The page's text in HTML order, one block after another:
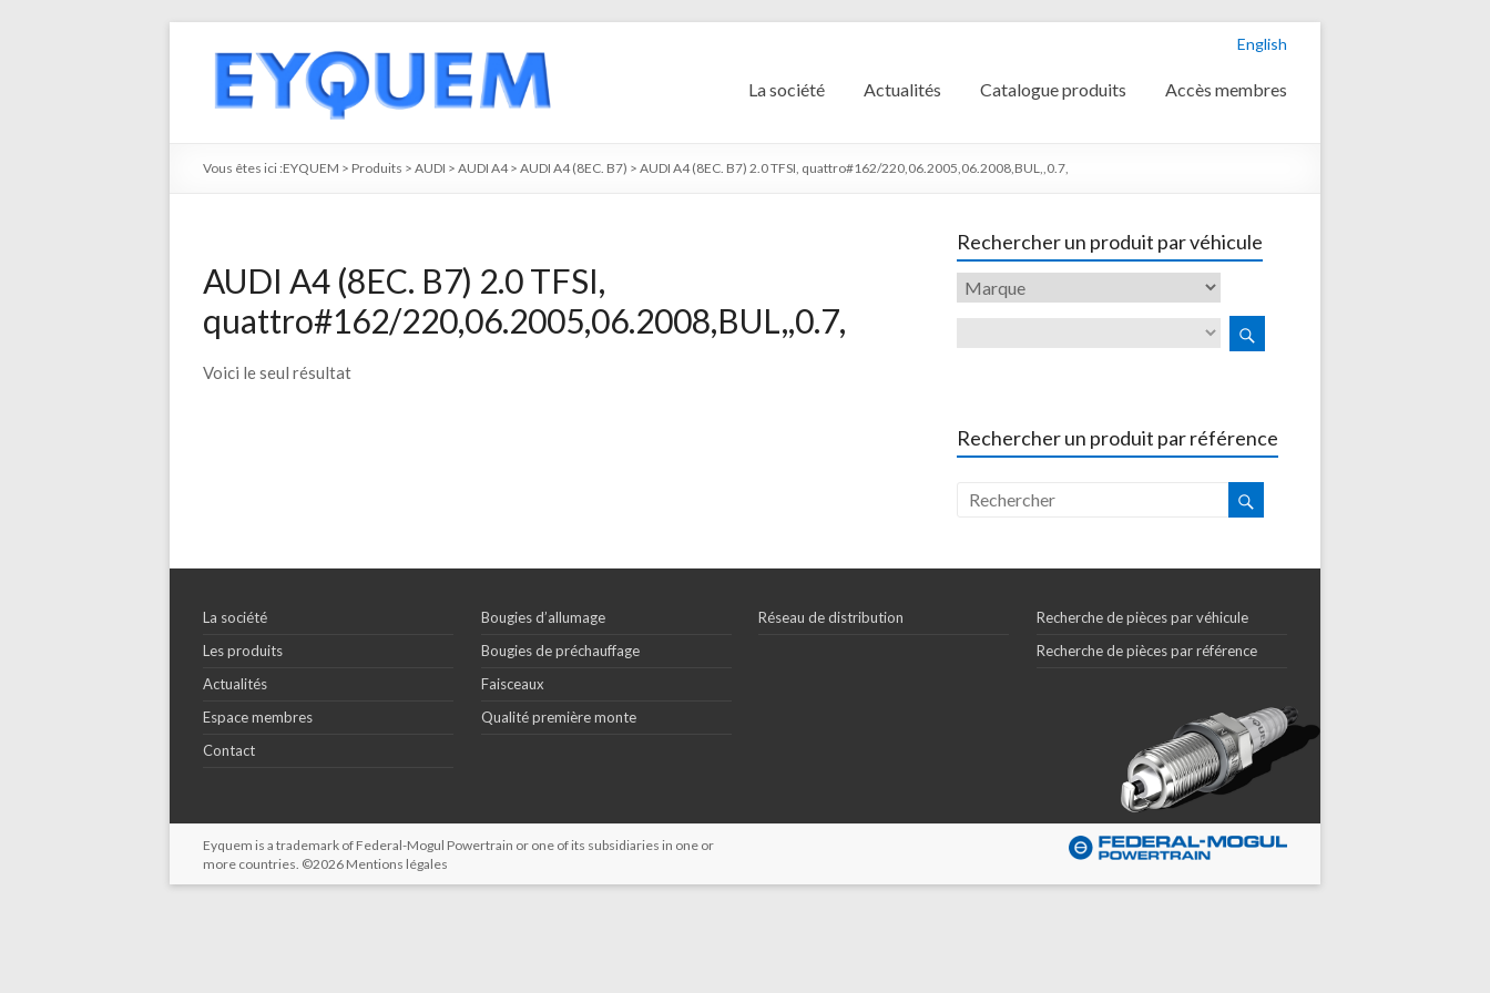
English
La société Actualités Catalogue produits Accès membres
Vous êtes ici :EYQUEM > Produits > AUDI > AUDI A4> AUDI A4 (8EC. B7) > AUDI A4 (8EC. B7) 2.0 TFSI, quattro#162/220,06.2005,06.2008,BUL,,0.7,
AUDI A4 (8EC. B7) 2.0 TFSI,
quattro#162/220,06.2005,06.2008,BUL,,0.7,
Voici le seul résultat
Rechercher un produit par véhicule
Rechercher un produit par référence
La société
Les produits
Actualités
Espace membres
Contact
Bougies d’allumage
Bougies de préchauffage
Faisceaux
Qualité première monte
Réseau de distribution
Recherche de pièces par véhicule
Recherche de pièces par référence
Eyquem is a trademark of Federal-Mogul Powertrain or one of its subsidiaries in one or
more countries. ©2026 Mentions légales